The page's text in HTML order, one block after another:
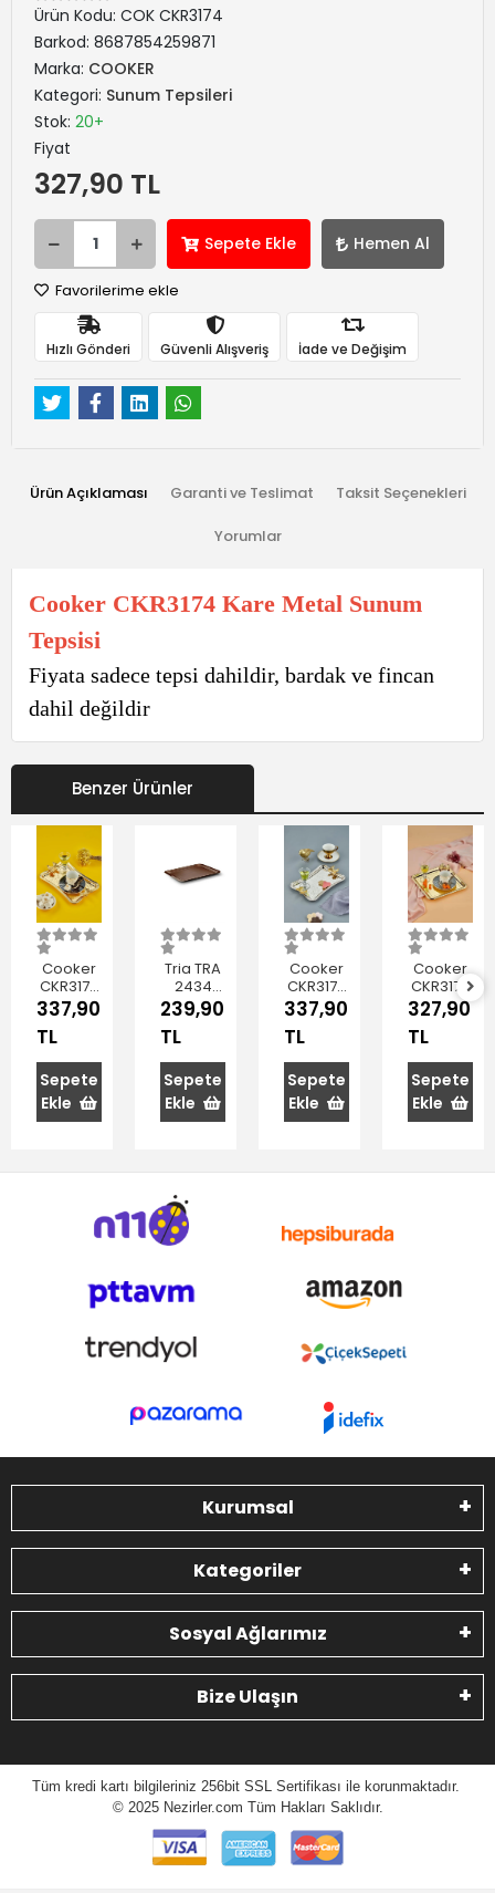
Ürün Kodu: COK CKR3174
Barkod: 8687854259871
Marka: COOKER
Kategori: Sunum Tepsileri
Stok: 20+
Fiyat
327,90 TL
Sepete Ekle Hemen Al
Favorilerime ekle
Hızlı Gönderi Güvenli Alışveriş İade ve Değişim
Ürün Açıklaması Garanti ve Teslimat Taksit Seçenekleri
Yorumlar
Cooker CKR3174 Kare Metal Sunum
Tepsisi
Fiyata sadece tepsi dahildir, bardak ve fincan
dahil değildir
Benzer Ürünler
Cooker
CKR3173
Dikdörtgen
Metal
Sunum
Tepsisi
337,90
TL
Sepete
Ekle
Tria TRA
2434
Maun
Rengi
Parlak
Yüzey
Kaymaz
Tepsi
239,90
TL
Sepete
Ekle
Cooker
CKR3172
Dikdörtgen
Metal
Sunum
Tepsisi
337,90
TL
Sepete
Ekle
Cooker
CKR3175
Kare
Gold
Metal
Sunum
Tepsisi
25 cm
327,90
TL
Sepete
Ekle
Kurumsal
Kategoriler
Sosyal Ağlarımız
Bize Ulaşın
Tüm kredi kartı bilgileriniz 256bit SSL Sertifikası ile korunmaktadır.
© 2025 Nezirler.com Tüm Hakları Saklıdır.